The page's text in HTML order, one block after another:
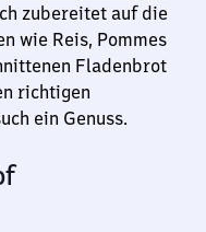
zubereitet auf die
wie Reis, Pommes
Fladenbrot
richtigen
ein Genuss.